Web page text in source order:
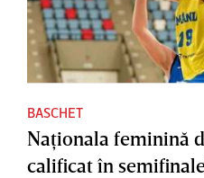
BASCHET
Naţionala feminină
calificat în